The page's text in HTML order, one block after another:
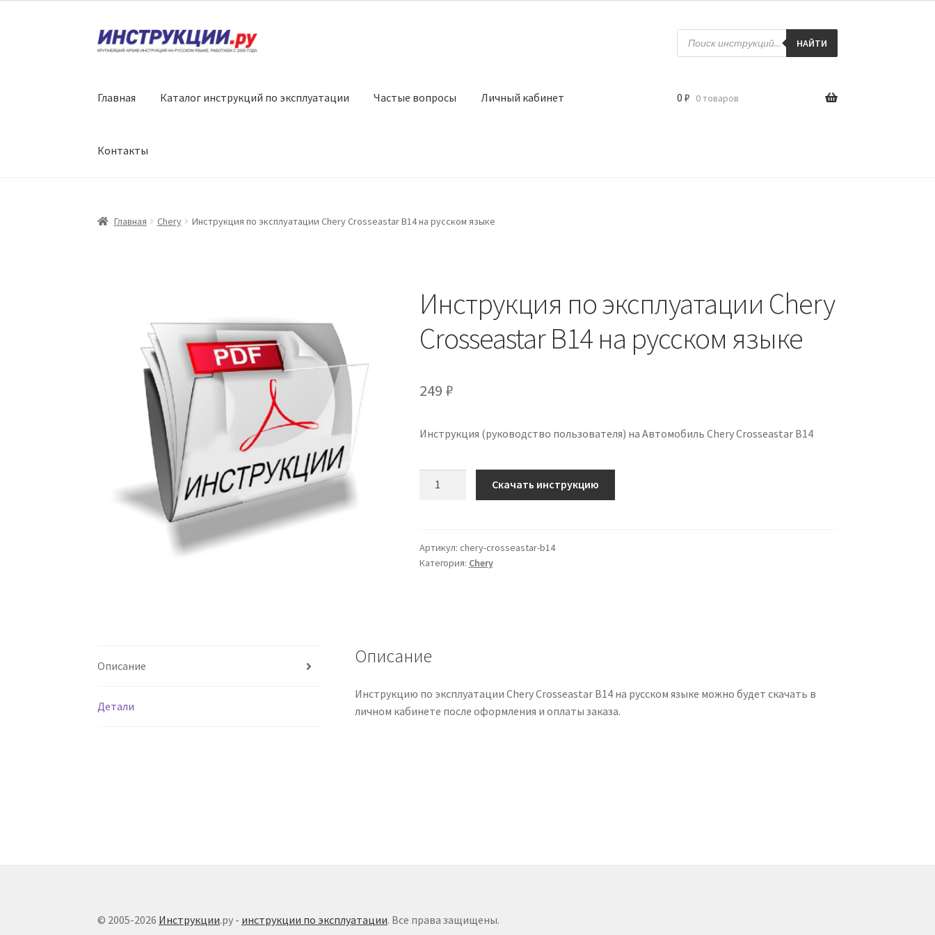
Перейти
к
Перейти
к
Поиск
товаров НАЙТИ
Главная Каталог инструкций по эксплуатации Частые вопросы Личный кабинет
Контакты
0 ₽ 0 товаров
Главная Chery Инструкция по эксплуатации Chery Crosseastar B14 на русском языке
Инструкция по эксплуатации Chery
Crosseastar B14 на русском языке
249 ₽
Инструкция (руководство пользователя) на Автомобиль Chery Crosseastar B14
Chery
Crosseastar
Скачать инструкцию
Артикул: chery-crosseastar-b14
Категория: Chery
Описание
Детали
Описание
Инструкцию по эксплуатации Chery Crosseastar B14 на русском языке можно будет скачать в
личном кабинете после оформления и оплаты заказа.
© 2005-2026 Инструкции.ру - инструкции по эксплуатации. Все права защищены.